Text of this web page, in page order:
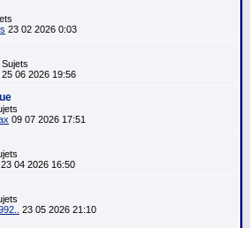
23 02 2026 0:03
25 06 2026 19:56
09 07 2026 17:51
23 04 2026 16:50
23 05 2026 21:10